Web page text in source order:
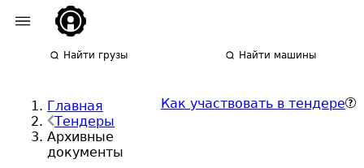
Найти грузы Найти машины
Главная
Тендеры
Архивные
документы
Как участвовать в тендере